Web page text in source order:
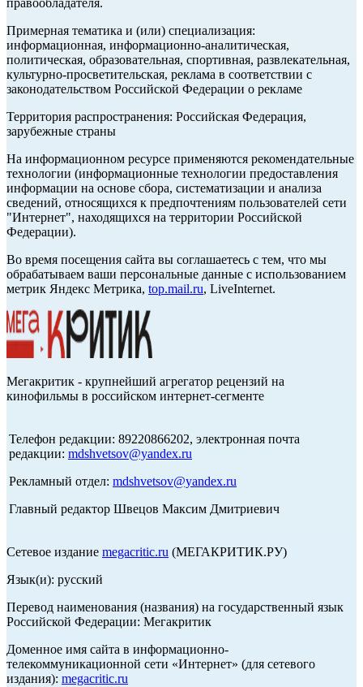
правообладателя.
Примерная тематика и (или) специализация:
информационная, информационно-аналитическая,
политическая, образовательная, спортивная, развлекательная,
культурно-просветительская, реклама в соответствии с
законодательством Российской Федерации о рекламе
Территория распространения: Российская Федерация,
зарубежные страны
На информационном ресурсе применяются рекомендательные
технологии (информационные технологии предоставления
информации на основе сбора, систематизации и анализа
сведений, относящихся к предпочтениям пользователей сети
"Интернет", находящихся на территории Российской
Федерации).
Во время посещения сайта вы соглашаетесь с тем, что мы
обрабатываем ваши персональные данные с использованием
метрик Яндекс Метрика, top.mail.ru, LiveInternet.
Мегакритик - крупнейший агрегатор рецензий на
кинофильмы в российском интернет-сегменте
Телефон редакции: 89220866202, электронная почта
редакции: mdshvetsov@yandex.ru
Рекламный отдел: mdshvetsov@yandex.ru
Главный редактор Швецов Максим Дмитриевич
Сетевое издание megacritic.ru (МЕГАКРИТИК.РУ)
Язык(и): русский
Перевод наименования (названия) на государственный язык
Российской Федерации: Мегакритик
Доменное имя сайта в информационно-
телекоммуникационной сети «Интернет» (для сетевого
издания): megacritic.ru